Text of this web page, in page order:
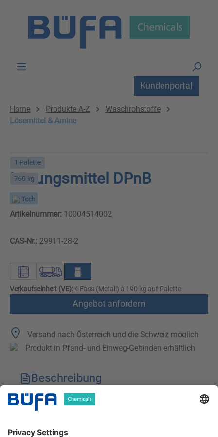
Kundenportal
Home Produkte A-Z
Waschrohstoffe
Lösemittel & Amine
1 Palette
760 kg
Lösungsmittel DPnB
Tech
Artikelnummer: 10004514002
CAS-Nr.: 29911-28-2
Verkaufseinheit (VE):4 Fass (Metall) à 190 kg auf Palette
Angebot anfordern
Versand nach Österreich und die Schweiz möglich
Produkt in Pfand- und Einweg-Gebinden erhältlich
Beschreibung
Technische Merkmale